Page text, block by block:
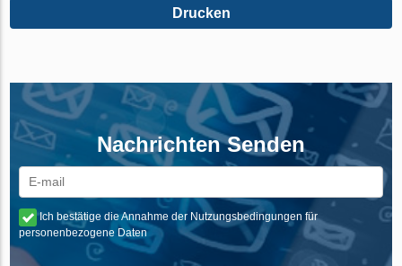
Drucken
Nachrichten Senden
Ich bestätige die Annahme der Nutzungsbedingungen für
personenbezogene Daten